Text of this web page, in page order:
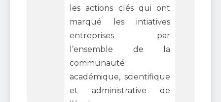
les actions clés qui ont
marqué les intiatives
entreprises par
l’ensemble de la
communauté
académique, scientifique
et administrative de